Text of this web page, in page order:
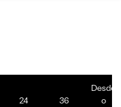
24
36
Desde
o